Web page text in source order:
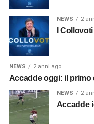
NEWS 2
I
NEWS 2 anni ago
Accadde oggi: il primo
NEWS 2
Accadde